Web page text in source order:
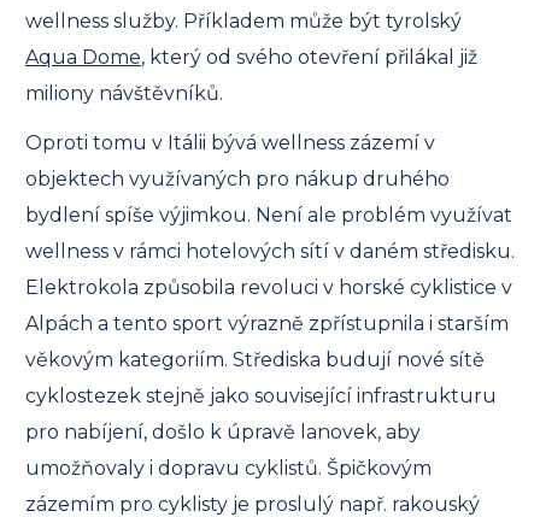
wellness služby. Příkladem může být tyrolský
Aqua Dome, který od svého otevření přilákal již
miliony návštěvníků.
Oproti tomu v Itálii bývá wellness zázemí v
objektech využívaných pro nákup druhého
bydlení spíše výjimkou. Není ale problém využívat
wellness v rámci hotelových sítí v daném středisku.
Elektrokola způsobila revoluci v horské cyklistice v
Alpách a tento sport výrazně zpřístupnila i starším
věkovým kategoriím. Střediska budují nové sítě
cyklostezek stejně jako související infrastrukturu
pro nabíjení, došlo k úpravě lanovek, aby
umožňovaly i dopravu cyklistů. Špičkovým
zázemím pro cyklisty je proslulý např. rakouský